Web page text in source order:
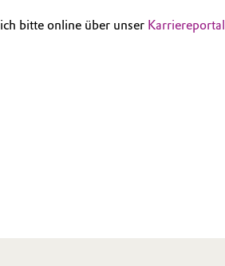
bitte online über unser Karriereportal